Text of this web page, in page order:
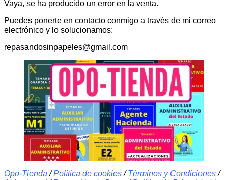
Vaya, se ha producido un error en la venta.
Puedes ponerte en contacto conmigo a través de mi correo
electrónico y lo solucionamos:
repasandosinpapeles@gmail.com
Opo-Tienda /Política de cookies/Términos y Condiciones/